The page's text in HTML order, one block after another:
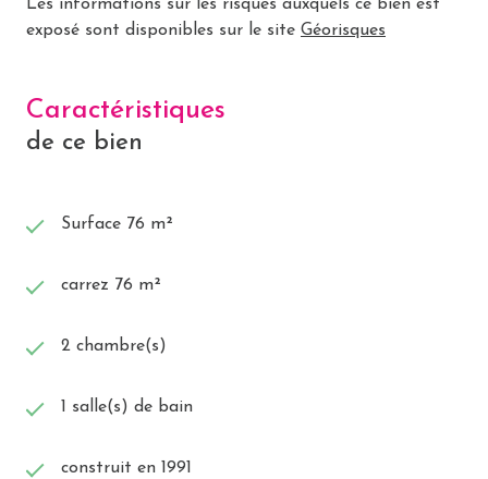
Les informations sur les risques auxquels ce bien est
exposé sont disponibles sur le site Géorisques
Caractéristiques
de ce bien
Surface 76 m²
carrez 76 m²
2 chambre(s)
1 salle(s) de bain
construit en 1991